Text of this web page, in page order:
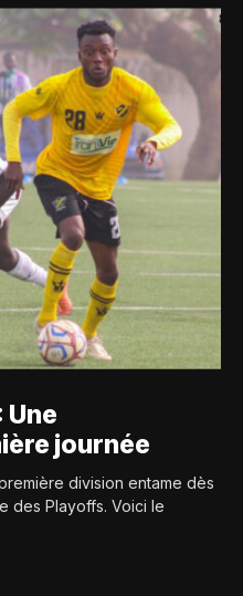
Une
journée
division entame dès
des Playoffs. Voici le